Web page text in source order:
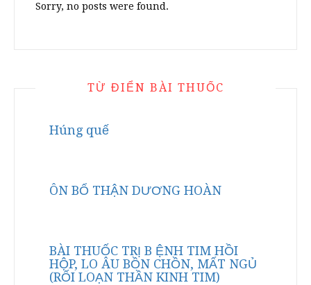
Sorry, no posts were found.
TỪ ĐIỂN BÀI THUỐC
Húng quế
ÔN BỔ THẬN DƯƠNG HOÀN
BÀI THUỐC TRỊ B ỆNH TIM HỒI
HỘP, LO ÂU BỒN CHỒN, MẤT NGỦ
(RỐI LOẠN THẦN KINH TIM)